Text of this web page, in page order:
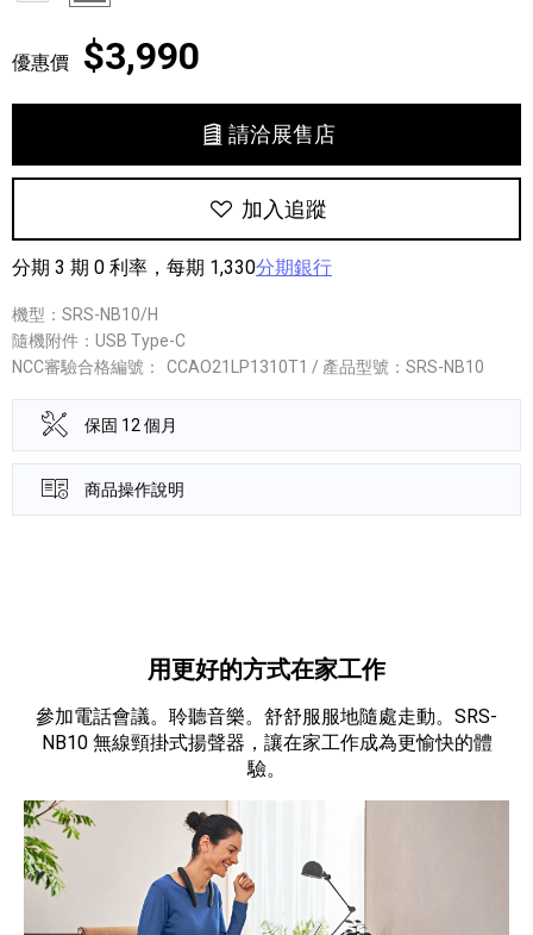
優惠價 $3,990
請洽展售店
加入追蹤
分期 3 期 0 利率，每期 1,330分期銀行
機型：SRS-NB10/H
隨機附件：USB Type-C
NCC審驗合格編號：
CCAO21LP1310T1 / 產品型號：SRS-NB10
保固 12 個月
商品操作說明
用更好的方式在家工作
參加電話會議。聆聽音樂。舒舒服服地隨處走動。SRS-
NB10 無線頸掛式揚聲器，讓在家工作成為更愉快的體
驗。